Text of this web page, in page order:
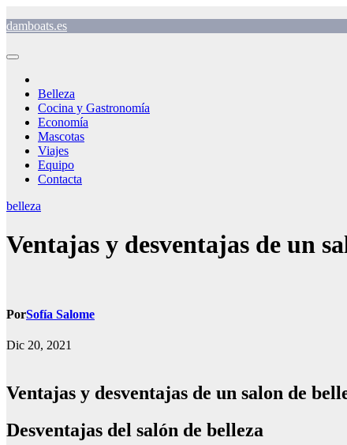
al
damboats.es
Belleza
Cocina y Gastronomía
Economía
Mascotas
Viajes
Equipo
Contacta
belleza
Ventajas y desventajas de un
PorSofía Salome
Dic 20, 2021
Ventajas y desventajas de un salon de
Desventajas del salón de belleza